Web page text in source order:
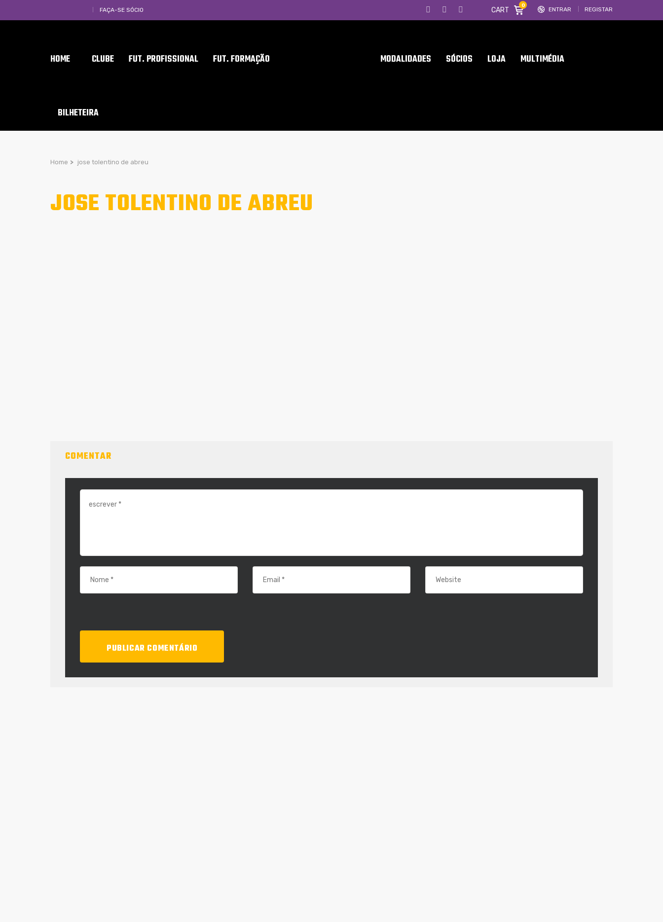
FAÇA-SE SÓCIO ENTRAR REGISTAR
CART
0
HOME CLUBE FUT. PROFISSIONAL FUT. FORMAÇÃO MODALIDADES SÓCIOS LOJA MULTIMÉDIA
BILHETEIRA
Home > jose tolentino de abreu
JOSE TOLENTINO DE ABREU
COMENTAR